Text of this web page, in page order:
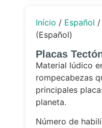
Início / Español /
(Español)
Placas
Material lúdico
rompecabezas
principales
planeta.
Número de